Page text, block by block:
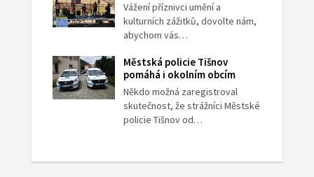
Vážení příznivci umění a
kulturních zážitků, dovolte nám,
abychom vás…
Městská policie Tišnov
pomáhá i okolním obcím
Někdo možná zaregistroval
skutečnost, že strážníci Městské
policie Tišnov od…